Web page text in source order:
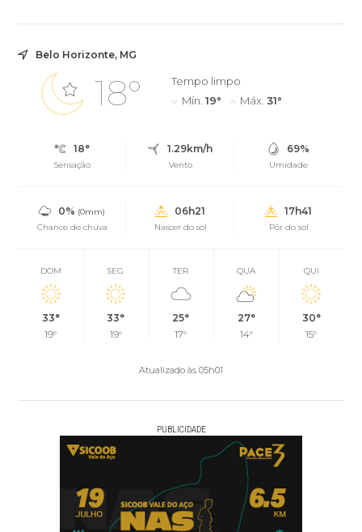
causados pela automedicação
Belo Horizonte, MG
18°
Tempo limpo
Mín. 19° Máx. 31°
18°
Sensação
1.29km/h
Vento
69%
Umidade
0% (0mm)
Chance de chuva
06h21
Nascer do sol
17h41
Pôr do sol
DOM
33°
19°
SEG
33°
19°
TER
25°
17°
QUA
27°
14°
QUI
30°
15°
Atualizado às 05h01
PUBLICIDADE